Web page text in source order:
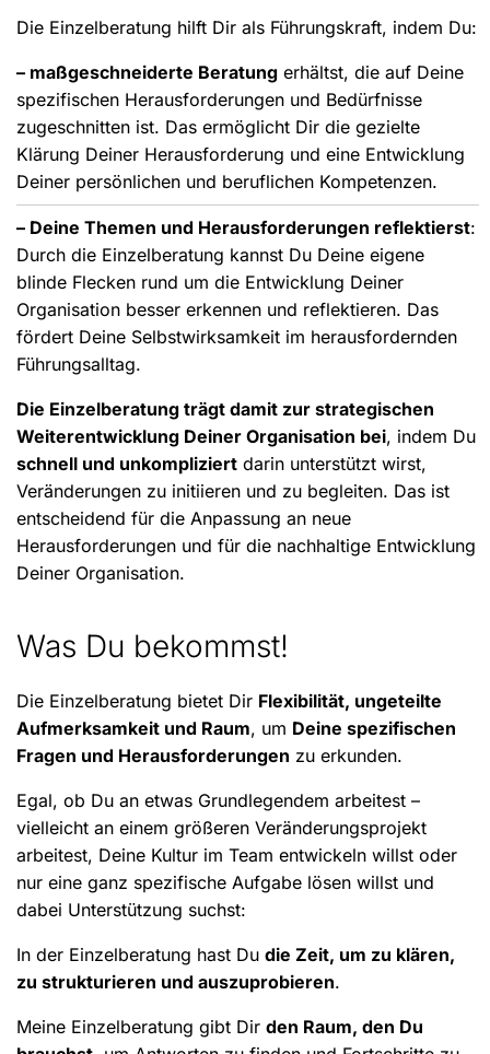
Die Einzelberatung hilft Dir als Führungskraft, indem Du:
– maßgeschneiderte Beratung erhältst, die auf Deine
spezifischen Herausforderungen und Bedürfnisse
zugeschnitten ist. Das ermöglicht Dir die gezielte
Klärung Deiner Herausforderung und eine Entwicklung
Deiner persönlichen und beruflichen Kompetenzen.
– Deine Themen und Herausforderungen reflektierst:
Durch die Einzelberatung kannst Du Deine eigene
blinde Flecken rund um die Entwicklung Deiner
Organisation besser erkennen und reflektieren. Das
fördert Deine Selbstwirksamkeit im herausfordernden
Führungsalltag.
Die Einzelberatung trägt damit zur strategischen
Weiterentwicklung Deiner Organisation bei, indem Du
schnell und unkompliziert darin unterstützt wirst,
Veränderungen zu initiieren und zu begleiten. Das ist
entscheidend für die Anpassung an neue
Herausforderungen und für die nachhaltige Entwicklung
Deiner Organisation.
Was Du bekommst!
Die Einzelberatung bietet Dir Flexibilität, ungeteilte
Aufmerksamkeit und Raum, um Deine spezifischen
Fragen und Herausforderungen zu erkunden.
Egal, ob Du an etwas Grundlegendem arbeitest –
vielleicht an einem größeren Veränderungsprojekt
arbeitest, Deine Kultur im Team entwickeln willst oder
nur eine ganz spezifische Aufgabe lösen willst und
dabei Unterstützung suchst:
In der Einzelberatung hast Du die Zeit, um zu klären,
zu strukturieren und auszuprobieren.
Meine Einzelberatung gibt Dir den Raum, den Du